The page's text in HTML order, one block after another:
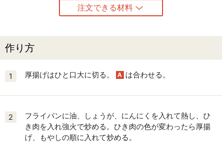
注文できる材料
作り方
1 厚揚げはひと口大に切る。 A は合わせる。
2
フライパンに油、しょうが、にんにくを入れて熱し、ひ
き肉を入れ強火で炒める。ひき肉の色が変わったら厚揚
げ、もやしの順に入れて炒める。